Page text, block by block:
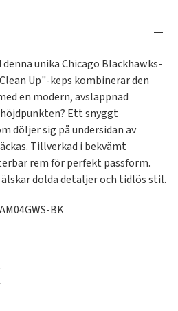
unika Chicago Blackhawks-
Up"-keps kombinerar den
en modern, avslappnad
Ett snyggt
döljer sig på undersidan av
Tillverkad i bekvämt
rem för perfekt passform.
dolda detaljer och tidlös stil.
BK